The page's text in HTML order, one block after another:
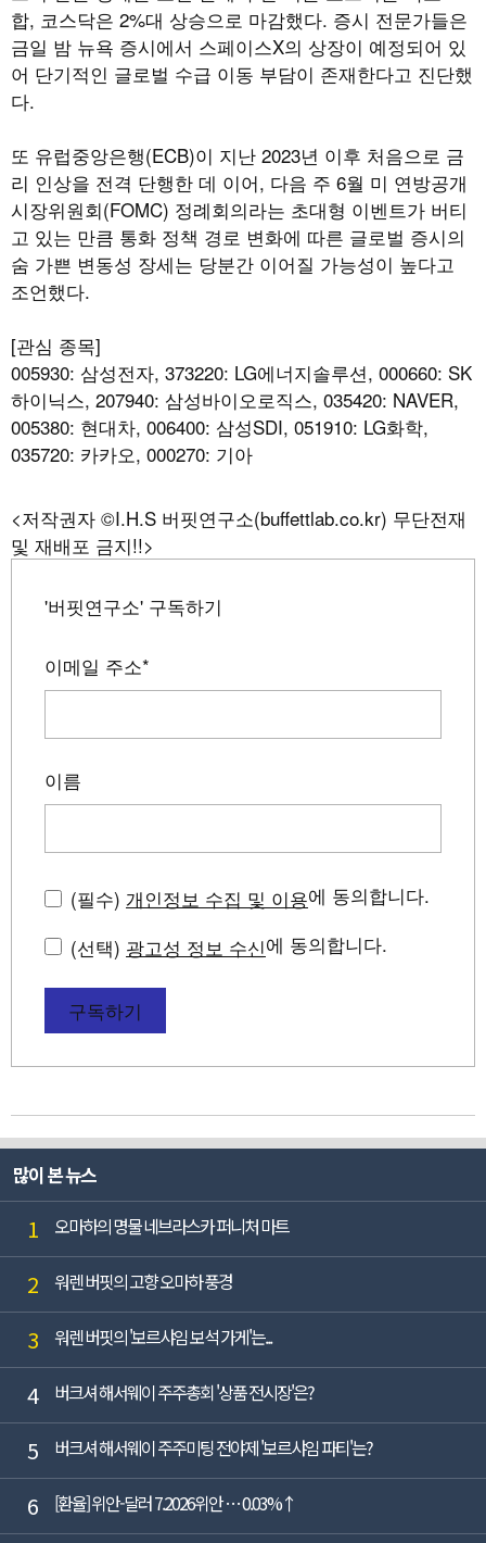
합, 코스닥은 2%대 상승으로 마감했다. 증시 전문가들은
금일 밤 뉴욕 증시에서 스페이스X의 상장이 예정되어 있
어 단기적인 글로벌 수급 이동 부담이 존재한다고 진단했
다.
또 유럽중앙은행(ECB)이 지난 2023년 이후 처음으로 금
리 인상을 전격 단행한 데 이어, 다음 주 6월 미 연방공개
시장위원회(FOMC) 정례회의라는 초대형 이벤트가 버티
고 있는 만큼 통화 정책 경로 변화에 따른 글로벌 증시의
숨 가쁜 변동성 장세는 당분간 이어질 가능성이 높다고
조언했다.
[관심 종목]
005930: 삼성전자, 373220: LG에너지솔루션, 000660: SK
하이닉스, 207940: 삼성바이오로직스, 035420: NAVER,
005380: 현대차, 006400: 삼성SDI, 051910: LG화학,
035720: 카카오, 000270: 기아
<저작권자 ©I.H.S 버핏연구소(buffettlab.co.kr) 무단전재
및 재배포 금지!!>
'버핏연구소' 구독하기
이메일 주소*
이름
(필수) 개인정보 수집 및 이용에 동의합니다.
(선택) 광고성 정보 수신에 동의합니다.
구독하기
많이 본 뉴스
1 오마하의 명물 네브라스카 퍼니처 마트
2 워렌 버핏의 고향 오마하 풍경
3 워렌 버핏의 '보르샤임 보석 가게'는...
4 버크셔 해서웨이 주주총회 '상품 전시장'은?
5 버크셔 해서웨이 주주미팅 전야제 '보르샤임 파티'는?
6 [환율] 위안-달러 7.2026위안 … 0.03%↑